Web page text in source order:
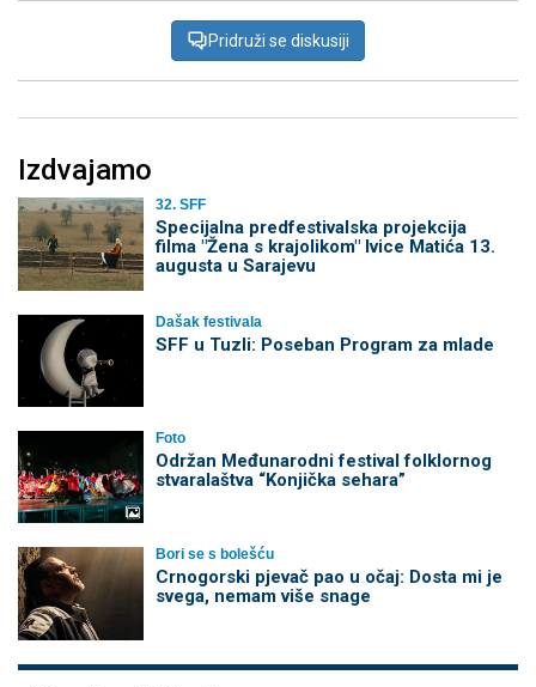
Pridruži se diskusiji
Izdvajamo
32. SFF
Specijalna predfestivalska projekcija
filma "Žena s krajolikom" Ivice Matića 13.
augusta u Sarajevu
Dašak festivala
SFF u Tuzli: Poseban Program za mlade
Foto
Održan Međunarodni festival folklornog
stvaralaštva “Konjička sehara”
Bori se s bolešću
Crnogorski pjevač pao u očaj: Dosta mi je
svega, nemam više snage